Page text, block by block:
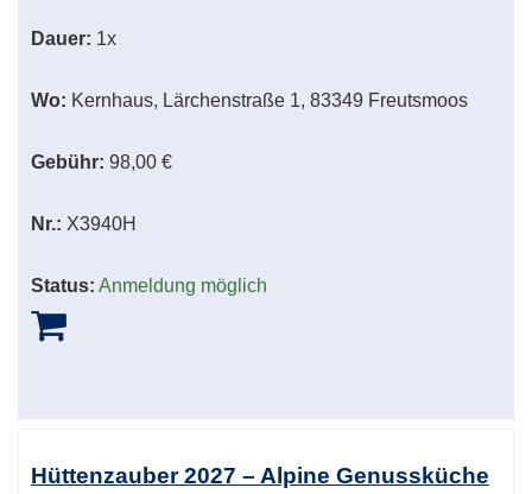
Dauer: 1x
Wo: Kernhaus, Lärchenstraße 1, 83349 Freutsmoos
Gebühr: 98,00 €
Nr.: X3940H
Status: Anmeldung möglich
Hüttenzauber 2027 – Alpine Genussküche